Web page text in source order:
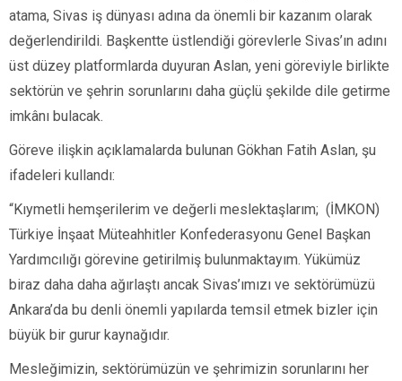
atama, Sivas iş dünyası adına da önemli bir kazanım olarak
değerlendirildi. Başkentte üstlendiği görevlerle Sivas’ın adını
üst düzey platformlarda duyuran Aslan, yeni göreviyle birlikte
sektörün ve şehrin sorunlarını daha güçlü şekilde dile getirme
imkânı bulacak.
Göreve ilişkin açıklamalarda bulunan Gökhan Fatih Aslan, şu
ifadeleri kullandı:
“Kıymetli hemşerilerim ve değerli meslektaşlarım; (İMKON)
Türkiye İnşaat Müteahhitler Konfederasyonu Genel Başkan
Yardımcılığı görevine getirilmiş bulunmaktayım. Yükümüz
biraz daha daha ağırlaştı ancak Sivas’ımızı ve sektörümüzü
Ankara’da bu denli önemli yapılarda temsil etmek bizler için
büyük bir gurur kaynağıdır.
Mesleğimizin, sektörümüzün ve şehrimizin sorunlarını her